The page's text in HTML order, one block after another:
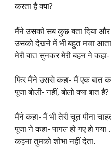
करता है क्या?
मैंने उसको सब कुछ बता दिया
उसको देखने में भी बहुत मजा
मेरी बात सुनकर मेरी बहन ने कहा-
फिर मैंने उससे कहा- मैं एक बात
पूजा बोली- नहीं, बोलो क्या बात है?
मैंने कहा- मैं भी तेरी चूत पीना
पूजा ने कहा- पागल हो गए हो
कहना तुमको शोभा नहीं देता.